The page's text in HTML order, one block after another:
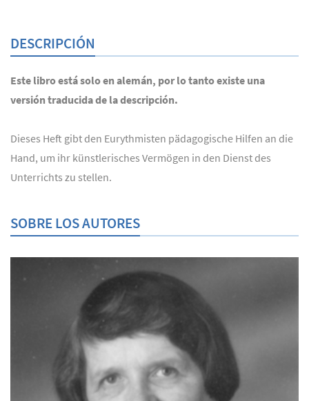
DESCRIPCIÓN
Este libro está solo en alemán, por lo tanto existe una
versión traducida de la descripción.
Dieses Heft gibt den Eurythmisten pädagogische Hilfen an die
Hand, um ihr künstlerisches Vermögen in den Dienst des
Unterrichts zu stellen.
SOBRE LOS AUTORES